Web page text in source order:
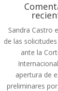
Sandra Castro
de las
ante la
apertura de
preliminares